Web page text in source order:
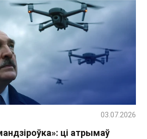
ці атрымаў
03.07.2026